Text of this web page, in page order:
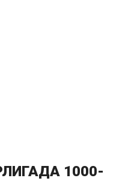
1000-